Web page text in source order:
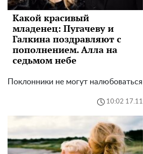
Какой красивый
младенец: Пугачеву и
Галкина поздравляют с
пополнением. Алла на
седьмом небе
Поклонники не могут налюбоваться
10:02 17.11